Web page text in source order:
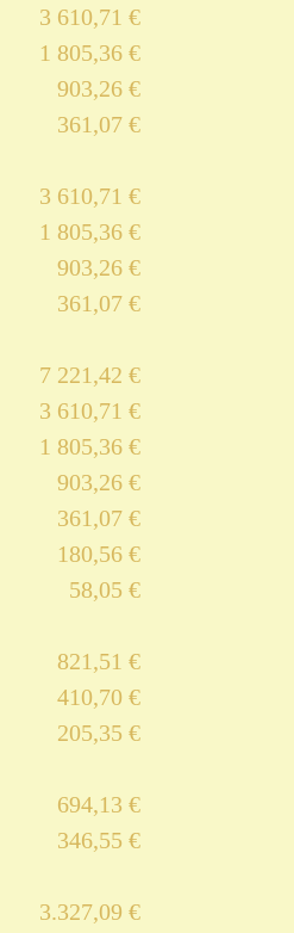
3 610,71 €
1 805,36 €
903,26 €
361,07 €
3 610,71 €
1 805,36 €
903,26 €
361,07 €
7 221,42 €
3 610,71 €
1 805,36 €
903,26 €
361,07 €
180,56 €
58,05 €
821,51 €
410,70 €
205,35 €
694,13 €
346,55 €
3.327,09 €